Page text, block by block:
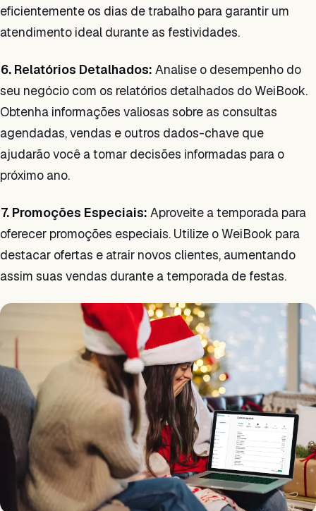
eficientemente os dias de trabalho para garantir um
atendimento ideal durante as festividades.
6. Relatórios Detalhados: Analise o desempenho do
seu negócio com os relatórios detalhados do WeiBook.
Obtenha informações valiosas sobre as consultas
agendadas, vendas e outros dados-chave que
ajudarão você a tomar decisões informadas para o
próximo ano.
7. Promoções Especiais: Aproveite a temporada para
oferecer promoções especiais. Utilize o WeiBook para
destacar ofertas e atrair novos clientes, aumentando
assim suas vendas durante a temporada de festas.